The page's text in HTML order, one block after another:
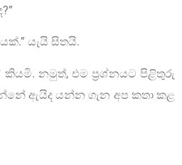
යැයි සිතයි.
කියමි. නමුත්, එම ප්‍රශ්නයට පිළිතුරු
ඇයිද යන්න ගැන අප කතා කළ